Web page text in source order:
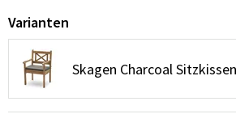
Varianten
Skagen Charcoal